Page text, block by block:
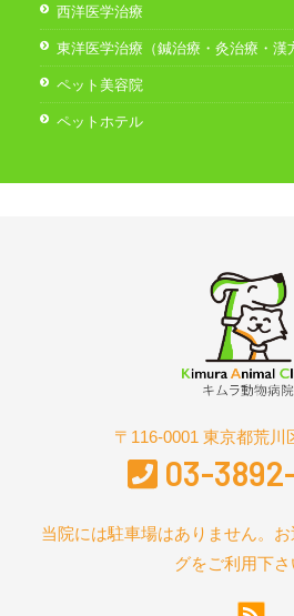
西洋医学治療
東洋医学治療（鍼治療・灸治療・漢
ペット美容院
ペットホテル
〒116-0001 東京都荒川
03-
当院には駐車場はありません。
グをご利用下さ